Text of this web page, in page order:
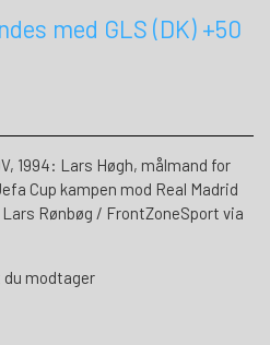
med GLS (DK) +50
1994: Lars Høgh, målmand for
Cup kampen mod Real Madrid
Rønbøg / FrontZoneSport via
du modtager